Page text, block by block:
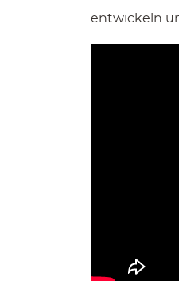
entwickeln